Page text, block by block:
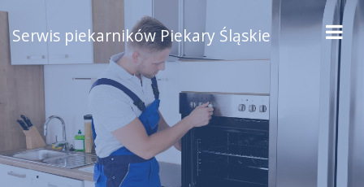
Serwis piekarników Piekary Śląskie